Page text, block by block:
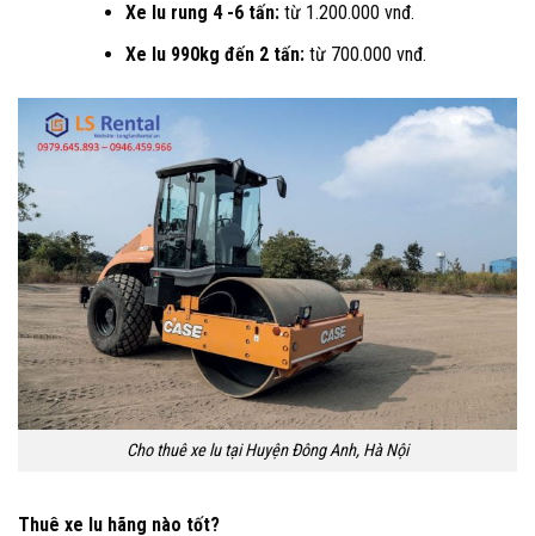
Xe lu rung 4 -6 tấn:từ 1.200.000 vnđ.
Xe lu 990kg đến 2 tấn:từ 700.000 vnđ.
Cho thuê xe lu tại Huyện Đông Anh, Hà Nội
Thuê xe lu hãng nào tốt?